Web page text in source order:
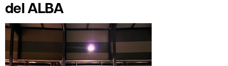
del ALBA